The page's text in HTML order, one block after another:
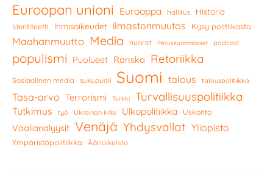
Euroopan unioni Eurooppa hallitus Historia
Identiteetti Ihmisoikeudet ilmastonmuutos Kysy politiikasta
Maahanmuutto Media nuoret Perussuomalaiset podcast
populismi Puolueet Ranska Retoriikka
Sosiaalinen media sukupuoli Suomi talous talouspolitiikka
Tasa-arvo Terrorismi Turkki Turvallisuuspolitiikka
Tutkimus työ Ukrainan kriisi Ulkopolitiikka Uskonto
Vaalianalyysit Venäjä Yhdysvallat Yliopisto
Ympäristöpolitiikka Äärioikeisto